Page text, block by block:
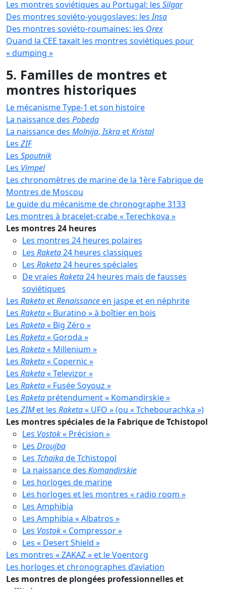
Les montres soviétiques au Portugal: les Silgar
Des montres soviéto-yougoslaves: lesInsa
Des montres soviéto-roumaines: les Orex
Quand la CEE taxait les montres soviétiques pour
« dumping »
5. Familles de montres et
montres historiques
Le mécanisme Type-1 et son histoire
La naissance des Pobeda
La naissance des Molnija,IskraetKristal
Les ZIF
Les Spoutnik
Les Vimpel
Les chronomètres de marine de la 1ère Fabrique de
Montres de Moscou
Le guide du mécanisme de chronographe 3133
Les montres à bracelet-crabe « Terechkova »
Les montres 24 heures
Les montres 24 heures polaires
Les Raketa24 heures classiques
Les Raketa24 heures spéciales
De vraies Raketa24 heures mais de fausses
soviétiques
Les RaketaetRenaissanceen jaspe et en néphrite
Les Raketa« Buratino » à boîtier en bois
Les Raketa« Big Zéro »
Les Raketa« Goroda »
Les Raketa« Millenium »
Les Raketa« Copernic »
Les Raketa« Televizor »
Les Raketa« Fusée Soyouz »
Les Raketa prétendument « Komandirskie »
Les ZIMet les Raketa« UFO » (ou « Tchebourachka »)
Les montres spéciales de la Fabrique de Tchistopol
Les Vostok« Précision »
Les Droujba
Les Tchaïkade Tchistopol
La naissance des Komandirskie
Les horloges de marine
Les horloges et les montres « radio room »
Les Amphibia
Les Amphibia « Albatros »
Les Vostok« Compressor »
Les « Desert Shield »
Les montres « ZAKAZ » et le Voentorg
Les horloges et chronographes d’aviation
Les montres de plongées professionnelles et